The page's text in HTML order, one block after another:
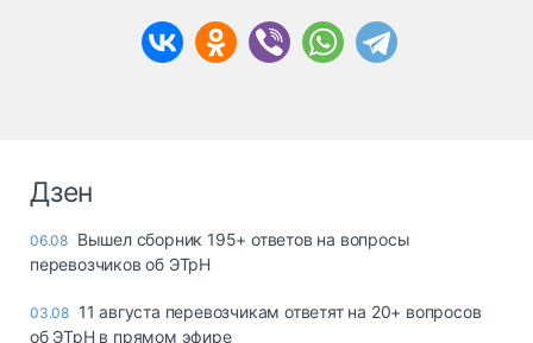
Дзен
06.08 Вышел сборник 195+ ответов на вопросы
перевозчиков об ЭТрН
03.08 11 августа перевозчикам ответят на 20+ вопросов
об ЭТрН в прямом эфире